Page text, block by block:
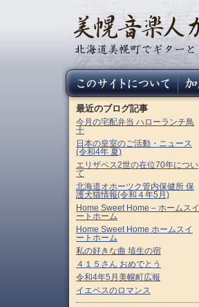
最近のブログ記事
今月の宅配弁当 ハローランチ鳥
十
日本の皇室のご活動・ニュース
(令和4年 夏)
エリザベス2世の在位70年につい
て
北海道オホーツク管内保健所 保
護犬猫情報(令和４年5月)
Home Sweet Home – ホームスイ
ートホーム
Home Sweet Home ホームスイ
ートホーム
私の好きな曲 埴生の宿
４１５さん おめでとう
令和4年5月美幌町広報
イエペスのロマンス